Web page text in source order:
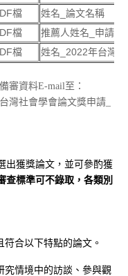
檔 姓名 論文名稱
檔 推薦人姓名 申請者
檔 姓名 _2022年台灣
審資料E-mail至：
台灣社會學會論文獎申請
出獲獎論文，並可參酌獲
查標準可不錄取，各類別
符合以下特點的論文。
究情境中的訪談、參與觀